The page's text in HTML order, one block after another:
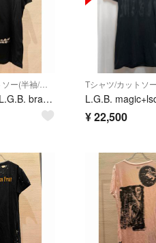
Tシャツ/カットソー(半袖/袖なし)
00s archive L.G.B. brack bird t-shirt
¥22,500